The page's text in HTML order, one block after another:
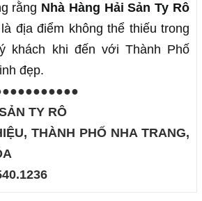
rằng Nhà Hàng Hải Sản Ty Rô
địa điểm không thể thiếu trong
khách khi đến với Thành Phố
đẹp.
TY RÔ
THÀNH PHỐ NHA TRANG,